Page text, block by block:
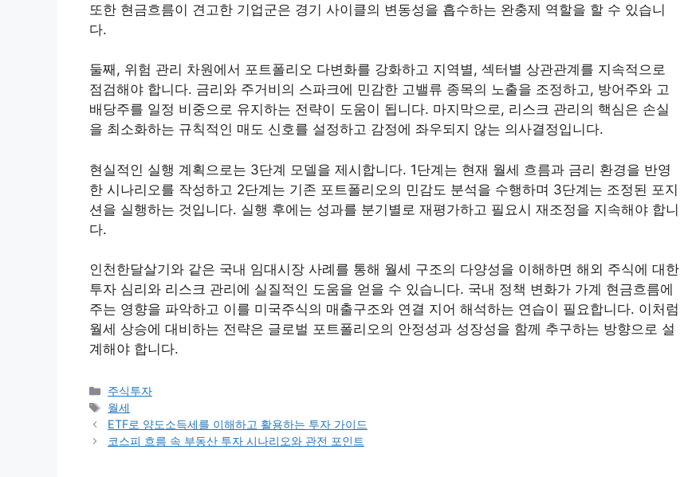
또한 현금흐름이 견고한 기업군은 경기 사이클의 변동성을 흡수하는 완충제 역할을 할 수 있습니
다.
둘째, 위험 관리 차원에서 포트폴리오 다변화를 강화하고 지역별, 섹터별 상관관계를 지속적으로
점검해야 합니다. 금리와 주거비의 스파크에 민감한 고밸류 종목의 노출을 조정하고, 방어주와 고
배당주를 일정 비중으로 유지하는 전략이 도움이 됩니다. 마지막으로, 리스크 관리의 핵심은 손실
을 최소화하는 규칙적인 매도 신호를 설정하고 감정에 좌우되지 않는 의사결정입니다.
현실적인 실행 계획으로는 3단계 모델을 제시합니다. 1단계는 현재 월세 흐름과 금리 환경을 반영
한 시나리오를 작성하고 2단계는 기존 포트폴리오의 민감도 분석을 수행하며 3단계는 조정된 포지
션을 실행하는 것입니다. 실행 후에는 성과를 분기별로 재평가하고 필요시 재조정을 지속해야 합니
다.
인천한달살기와 같은 국내 임대시장 사례를 통해 월세 구조의 다양성을 이해하면 해외 주식에 대한
투자 심리와 리스크 관리에 실질적인 도움을 얻을 수 있습니다. 국내 정책 변화가 가계 현금흐름에
주는 영향을 파악하고 이를 미국주식의 매출구조와 연결 지어 해석하는 연습이 필요합니다. 이처럼
월세 상승에 대비하는 전략은 글로벌 포트폴리오의 안정성과 성장성을 함께 추구하는 방향으로 설
계해야 합니다.
카
테
고
리
주식투자
태
그
월세
ETF로 양도소득세를 이해하고 활용하는 투자 가이드
코스피 흐름 속 부동산 투자 시나리오와 관전 포인트